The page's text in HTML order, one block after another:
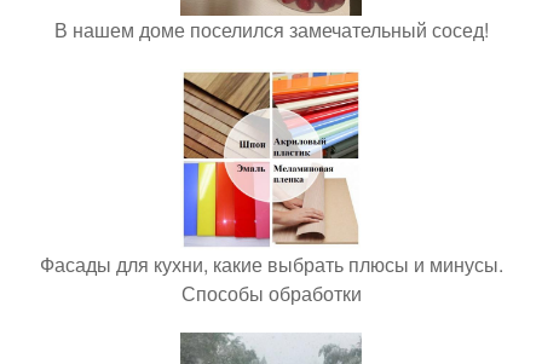
В нашем доме поселился замечательный сосед!
Фасады для кухни, какие выбрать плюсы и минусы.
Способы обработки